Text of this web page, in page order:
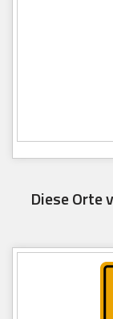
Diese Orte